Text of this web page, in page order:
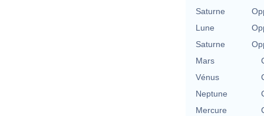
Saturne
Lune
Saturne
Mars
Vénus
Neptune
Mercure